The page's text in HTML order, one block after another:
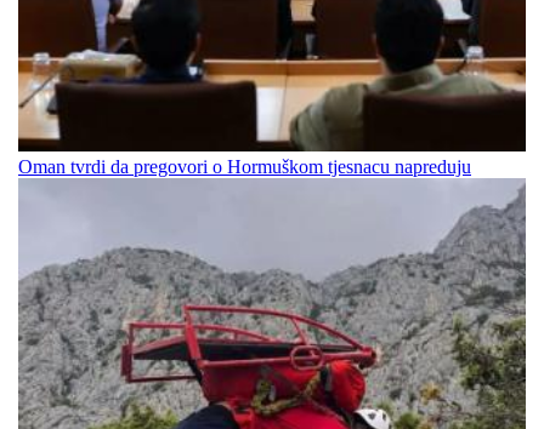
Oman tvrdi da pregovori o Hormuškom tjesnacu napreduju